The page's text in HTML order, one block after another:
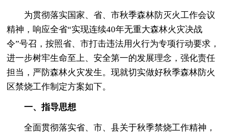
为贯彻落实国家、省、市秋季森林防灭火工作会议
精神，响应全省“实现连续40年无重大森林火灾决战
令”号召，按照省、市打击违法用火行为专项行动要求，
进一步树牢生命至上、安全第一的发展理念，强化责任
担当，严防森林火灾发生。现就切实做好秋季森林防火
区禁烧工作制定方案如下。
一、指导思想
全面贯彻落实省、市、县关于秋季禁烧工作精神，